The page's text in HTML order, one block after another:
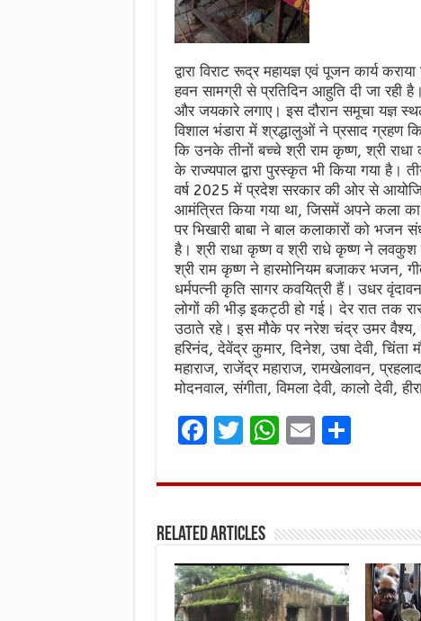
द्वारा विराट रूद्र महायज्ञ एवं पूजन कार्य
हवन सामग्री से प्रतिदिन आहुति दी जा रही
और जयकारे लगाए। इस दौरान समूचा यज्ञ
विशाल भंडारा में श्रद्धालुओं ने प्रसाद ग्रहण
कि उनके तीनों बच्चे श्री राम कृष्ण, श्री
के राज्यपाल द्वारा पुरस्कृत भी किया गया
वर्ष 2025 में प्रदेश सरकार की ओर से
आमंत्रित किया गया था, जिसमें अपने कला का
पर भिखारी बाबा ने बाल कलाकारों को भजन
है। श्री राधा कृष्ण व श्री राधे कृष्ण ने लवकुश
श्री राम कृष्ण ने हारमोनियम बजाकर भजन,
धर्मपत्नी कृति सागर कवयित्री हैं। उधर
लोगों की भीड़ इकट्ठी हो गई। देर रात तक
उठाते रहे। इस मौके पर नरेश चंद्र उमर वैश्य,
हरिनंद, देवेंद्र कुमार, दिनेश, उषा देवी, चिंता
महाराज, राजेंद्र महाराज, रामखेलावन,
मोदनवाल, संगीता, विमला देवी, कालो देवी,
F
ce
b
o
o
k
T
it
te
r
W
at
A
p
p
E
ai ar
Related Articles